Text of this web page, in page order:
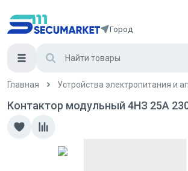
Город
Главная Устройства электропитания и
Контактор модульный 4НЗ 25А